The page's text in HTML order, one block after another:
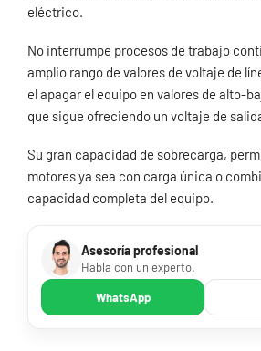
eléctrico.
No interrumpe procesos de trabajo
amplio rango de valores de voltaje de
el apagar el equipo en valores de alto-
que sigue ofreciendo un voltaje de
Su gran capacidad de sobrecarga,
motores ya sea con carga única o
capacidad completa del equipo.
Asesoría profesional
Habla con un experto.
WhatsApp